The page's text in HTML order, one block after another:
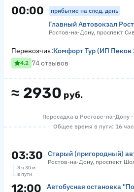
00:00 прибытие на след. день
Главный Автовокзал
Ростов-на-Дону, проспект
≈ 2930 руб.
Перевозчик:Комфорт Тур (ИП Пеков
4.2 74 отзывов
Пересадка в Ростове-на-Дону
Общее время в пути: 16
03:30 Старый (пригородный)
Ростов-на-Дону, проспект
8 ч 30 м
в пути
12:00 Автобусная остановка